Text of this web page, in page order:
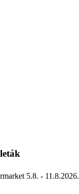
5.8. - 11.8.2026.